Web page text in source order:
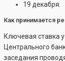
19 декабря.
Как принимается
Ключевая ставка
Центрального
заседания